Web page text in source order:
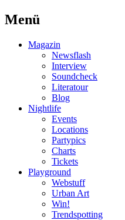
Menü
Magazin
Newsflash
Interview
Soundcheck
Literatour
Blog
Nightlife
Events
Locations
Partypics
Charts
Tickets
Playground
Webstuff
Urban Art
Win!
Trendspotting